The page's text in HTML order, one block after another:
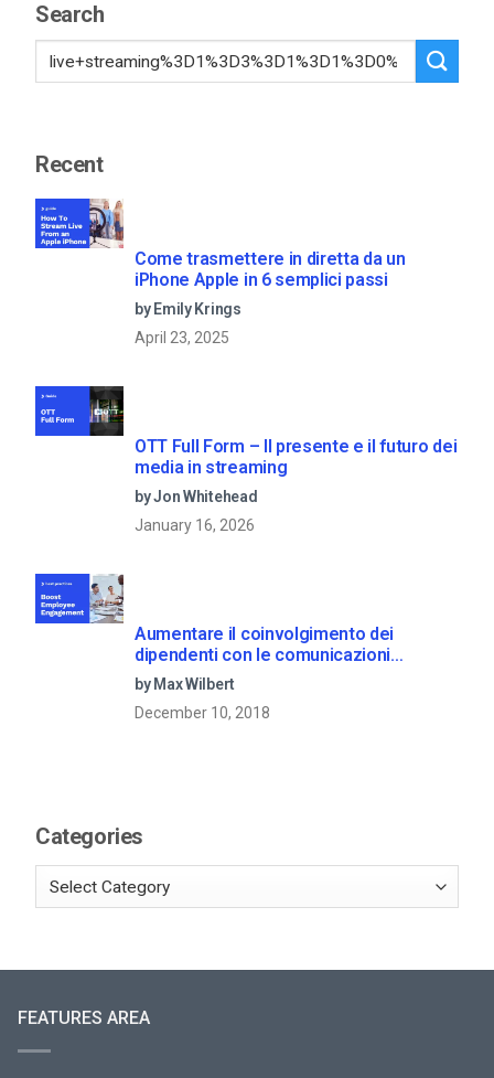
Search
Recent
Come trasmettere in diretta da un
iPhone Apple in 6 semplici passi
by Emily Krings
April 23, 2025
OTT Full Form – Il presente e il futuro dei
media in streaming
by Jon Whitehead
January 16, 2026
Aumentare il coinvolgimento dei
dipendenti con le comunicazioni
aziendali in live streaming
by Max Wilbert
December 10, 2018
Categories
FEATURES AREA